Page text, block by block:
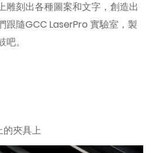
雕刻出各種圖案和文字，創造出
跟隨GCC LaserPro 實驗室，製
。
的夾具上